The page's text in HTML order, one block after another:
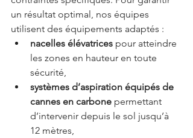
un résultat optimal, nos équipes
utilisent des équipements adaptés :
nacelles élévatrices pour atteindre
les zones en hauteur en toute
sécurité,
systèmes d’aspiration équipés de
cannes en carbone permettant
d’intervenir depuis le sol jusqu’à
12 mètres,